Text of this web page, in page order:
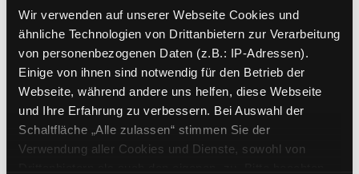
Wir verwenden auf unserer Webseite Cookies und
ähnliche Technologien von Drittanbietern zur Verarbeitung
von personenbezogenen Daten (z.B.: IP-Adressen).
Einige von ihnen sind notwendig für den Betrieb der
Webseite, während andere uns helfen, diese Webseite
und Ihre Erfahrung zu verbessern. Bei Auswahl der
Schaltfläche „Alle zulassen“ stimmen Sie der
Verwendung aller Cookies und Dienste, sowohl von
Exemplar-Details von Alterslos - grenzenlos
Alterslos - grenzenlos
Porträts und Gespräche über das
Leben
Verfasser:Rethel-Heesters, Simone
Jahr:2021
Verlag:Frankfurt/M., Westend-Verl.
Mediengruppe:Sachbuch